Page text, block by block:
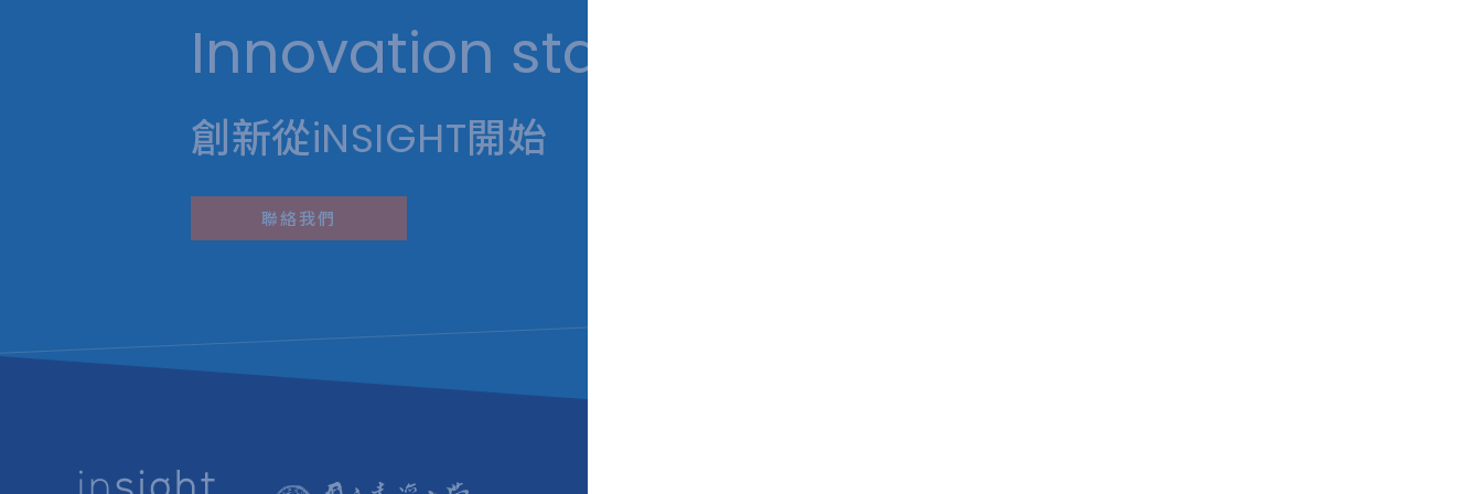
Innovation starts with iNSIGHT.
創新從iNSIGHT開始
聯絡我們